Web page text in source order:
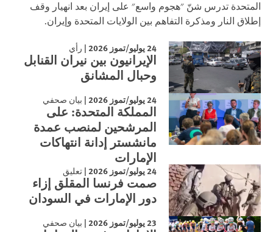
المتحدة تدرس شنّ "هجوم واسع" على إيران بعد انهيار وقف
إطلاق النار ومذكرة التفاهم بين الولايات المتحدة وإيران.
24 يوليو/تموز 2026 | رأي
الإيرانيون بين نيران القنابل
وحبال المشانق
24 يوليو/تموز 2026 | بيان صحفي
المملكة المتحدة: على
المرشحين لمنصب عمدة
مانشستر إدانة انتهاكات
الإمارات
24 يوليو/تموز 2026 |تعليق
صمت فرنسا المقلق إزاء
دور الإمارات في السودان
23 يوليو/تموز 2026 | بيان صحفي